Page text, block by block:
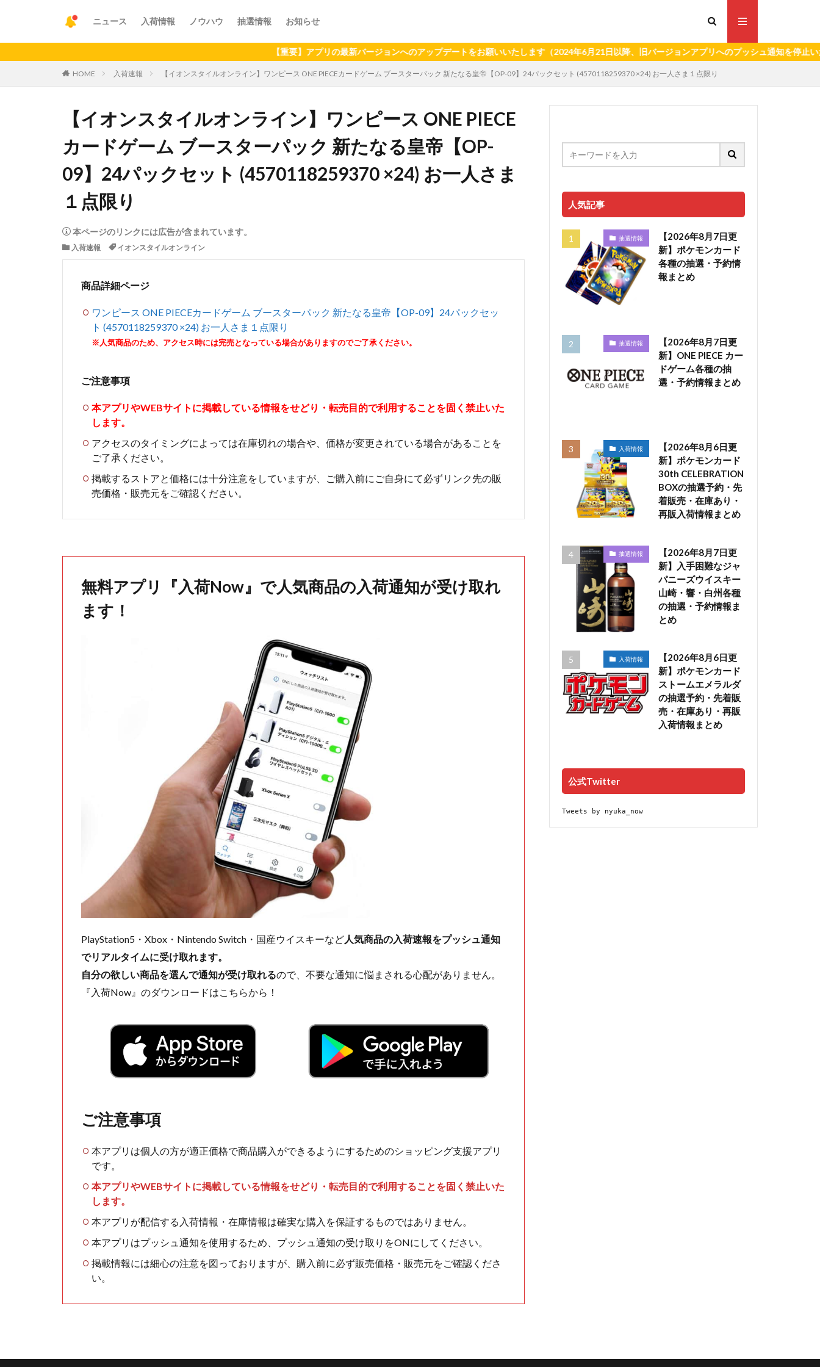
ニュース 入荷情報 ノウハウ 抽選情報 お知らせ
【重要】アプリの最新バージョンへのアップデートをお願いいたします（2024年6月21日以降、旧バージョンアプリへのプッシュ通知を停止いたします
HOME 入荷速報 【イオンスタイルオンライン】ワンピース ONE PIECEカードゲーム ブースターパック 新たなる皇帝【OP-09】24パックセット (4570118259370 ×24) お一人さま１点限り
【イオンスタイルオンライン】ワンピース ONE PIECE
カードゲーム ブースターパック 新たなる皇帝【OP-
09】24パックセット (4570118259370 ×24) お一人さま
１点限り
本ページのリンクには広告が含まれています。
入荷速報 イオンスタイルオンライン
商品詳細ページ
ワンピース ONE PIECEカードゲーム ブースターパック 新たなる皇帝【OP-09】24パックセッ
ト (4570118259370 ×24) お一人さま１点限り
※人気商品のため、アクセス時には完売となっている場合がありますのでご了承ください。
ご注意事項
本アプリやWEBサイトに掲載している情報をせどり・転売目的で利用することを固く禁止いた
します。
アクセスのタイミングによっては在庫切れの場合や、価格が変更されている場合があることを
ご了承ください。
掲載するストアと価格には十分注意をしていますが、ご購入前にご自身にて必ずリンク先の販
売価格・販売元をご確認ください。
無料アプリ『入荷Now』で人気商品の入荷通知が受け取れ
ます！
PlayStation5・Xbox・Nintendo Switch・国産ウイスキーなど人気商品の入荷速報をプッシュ通知
でリアルタイムに受け取れます。
自分の欲しい商品を選んで通知が受け取れるので、不要な通知に悩まされる心配がありません。
『入荷Now』のダウンロードはこちらから！
ご注意事項
本アプリは個人の方が適正価格で商品購入ができるようにするためのショッピング支援アプリ
です。
本アプリやWEBサイトに掲載している情報をせどり・転売目的で利用することを固く禁止いた
します。
本アプリが配信する入荷情報・在庫情報は確実な購入を保証するものではありません。
本アプリはプッシュ通知を使用するため、プッシュ通知の受け取りをONにしてください。
掲載情報には細心の注意を図っておりますが、購入前に必ず販売価格・販売元をご確認くださ
い。
人気記事
抽選情報
【2026年8月7日更
新】ポケモンカード
各種の抽選・予約情
報まとめ
抽選情報
【2026年8月7日更
新】ONE PIECE カー
ドゲーム各種の抽
選・予約情報まとめ
入荷情報
【2026年8月6日更
新】ポケモンカード
30th CELEBRATION
BOXの抽選予約・先
着販売・在庫あり・
再販入荷情報まとめ
抽選情報
【2026年8月7日更
新】入手困難なジャ
パニーズウイスキー
山崎・響・白州各種
の抽選・予約情報ま
とめ
入荷情報
【2026年8月6日更
新】ポケモンカード
ストームエメラルダ
の抽選予約・先着販
売・在庫あり・再販
入荷情報まとめ
公式Twitter
Tweets by nyuka_now